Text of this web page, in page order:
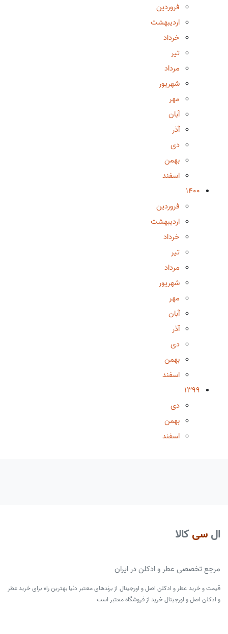
فروردین
اردیبهشت
خرداد
تیر
مرداد
شهریور
مهر
آبان
آذر
دی
بهمن
اسفند
1400
فروردین
اردیبهشت
خرداد
تیر
مرداد
شهریور
مهر
آبان
آذر
دی
بهمن
اسفند
1399
دی
بهمن
اسفند
ال سی کالا
مرجع تخصصی عطر و ادکلن در ایران
قیمت و خرید عطر و ادکلن اصل و اورجینال از برندهای معتبر دنیا بهترین راه برای خرید عطر
و ادکلن اصل و اورجینال خرید از فروشگاه معتبر است